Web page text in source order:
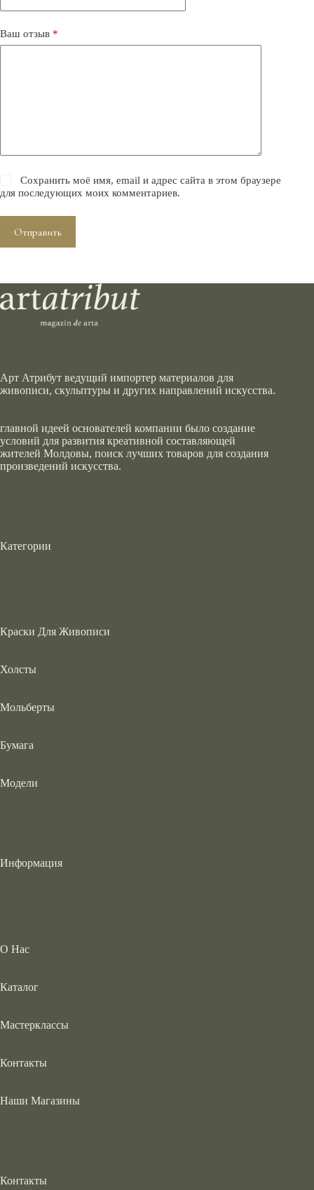
Ваш отзыв *
Сохранить моё имя, email и адрес сайта в этом браузере
для последующих моих комментариев.
Отправить
Арт Атрибут ведущий импортер материалов для
живописи, скульптуры и других направлений искусства.
главной идеей основателей компании было создание
условий для развития креативной составляющей
жителей Молдовы, поиск лучших товаров для создания
произведений искусства.
Категории
Краски Для Живописи
Холсты
Мольберты
Бумага
Модели
Информация
О Нас
Каталог
Мастерклассы
Контакты
Наши Магазины
Контакты